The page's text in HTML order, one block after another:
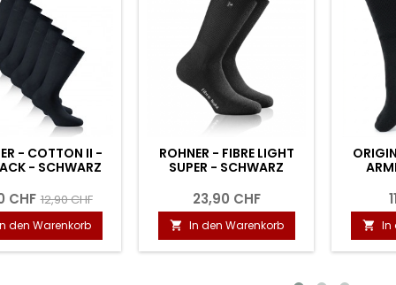
SOLDATEN-ESSBESTECK -
2-TEILIG
12,00 CHF
 In den Warenkorb
SCHWEIZER ARMEE
FELDFLASCHE M84
 In den Warenkorb